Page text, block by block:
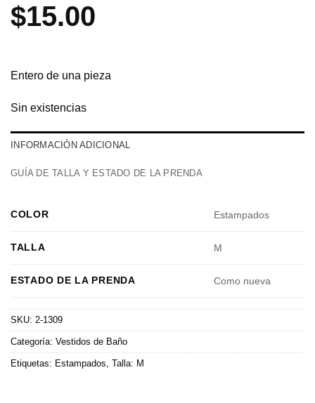
$15.00
Entero de una pieza
Sin existencias
INFORMACIÓN ADICIONAL
GUÍA DE TALLA Y ESTADO DE LA PRENDA
COLOR Estampados
TALLA M
ESTADO DE LA PRENDA Como nueva
SKU: 2-1309
Categoría: Vestidos de Baño
Etiquetas: Estampados Talla: M